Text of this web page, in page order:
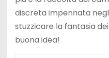
discreta impennata
stuzzicare la fantasia
buona idea!